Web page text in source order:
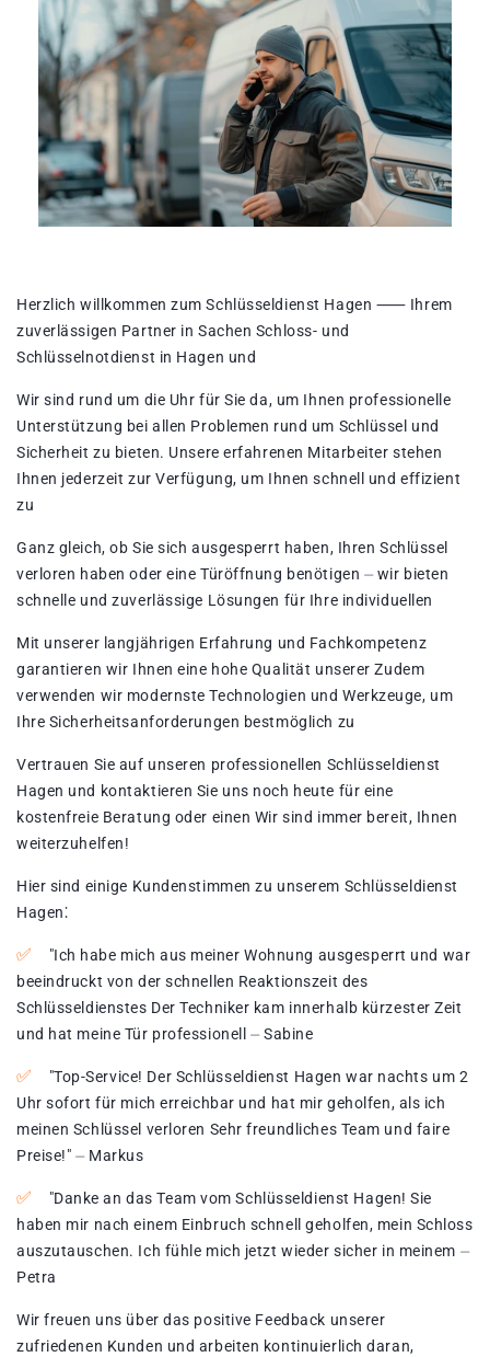
Herzlich willkommen zum Schlüsseldienst Hagen ⸺ Ihrem
zuverlässigen Partner in Sachen Schloss- und
Schlüsselnotdienst in Hagen und
Wir sind rund um die Uhr für Sie da, um Ihnen professionelle
Unterstützung bei allen Problemen rund um Schlüssel und
Sicherheit zu bieten. Unsere erfahrenen Mitarbeiter stehen
Ihnen jederzeit zur Verfügung, um Ihnen schnell und effizient
zu
Ganz gleich, ob Sie sich ausgesperrt haben, Ihren Schlüssel
verloren haben oder eine Türöffnung benötigen ⏤ wir bieten
schnelle und zuverlässige Lösungen für Ihre individuellen
Mit unserer langjährigen Erfahrung und Fachkompetenz
garantieren wir Ihnen eine hohe Qualität unserer Zudem
verwenden wir modernste Technologien und Werkzeuge, um
Ihre Sicherheitsanforderungen bestmöglich zu
Vertrauen Sie auf unseren professionellen Schlüsseldienst
Hagen und kontaktieren Sie uns noch heute für eine
kostenfreie Beratung oder einen Wir sind immer bereit, Ihnen
weiterzuhelfen!​
Hier sind einige Kundenstimmen zu unserem Schlüsseldienst
Hagen⁚
"Ich habe mich aus meiner Wohnung ausgesperrt und war
beeindruckt von der schnellen Reaktionszeit des
Schlüsseldienstes Der Techniker kam innerhalb kürzester Zeit
und hat meine Tür professionell ⏤ Sabine
"Top-Service! Der Schlüsseldienst Hagen war nachts um 2
Uhr sofort für mich erreichbar und hat mir geholfen, als ich
meinen Schlüssel verloren Sehr freundliches Team und faire
Preise!​" ⏤ Markus
"Danke an das Team vom Schlüsseldienst Hagen!​ Sie
haben mir nach einem Einbruch schnell geholfen, mein Schloss
auszutauschen. Ich fühle mich jetzt wieder sicher in meinem ⏤
Petra
Wir freuen uns über das positive Feedback unserer
zufriedenen Kunden und arbeiten kontinuierlich daran,